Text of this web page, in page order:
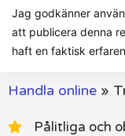
Jag godkänner
att publicera denna
haft en faktisk
Handla online »
Pålitliga och